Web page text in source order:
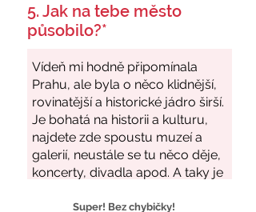
5. Jak na tebe město
působilo?*
Super! Bez chybičky!